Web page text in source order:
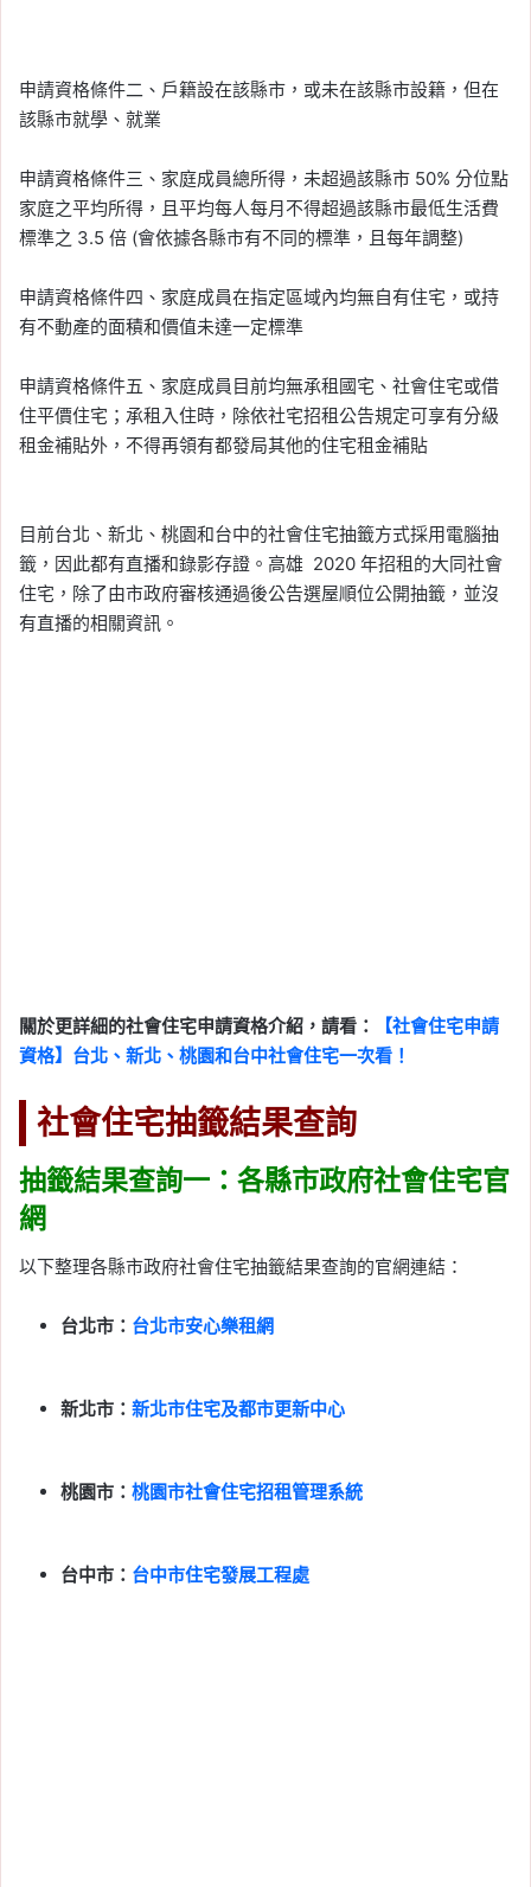
申請資格條件二、戶籍設在該縣市，或未在該縣市設籍，但在
該縣市就學、就業
申請資格條件三、家庭成員總所得，未超過該縣市 50% 分位點
家庭之平均所得，且平均每人每月不得超過該縣市最低生活費
標準之 3.5 倍 (會依據各縣市有不同的標準，且每年調整)
申請資格條件四、家庭成員在指定區域內均無自有住宅，或持
有不動產的面積和價值未達一定標準
申請資格條件五、家庭成員目前均無承租國宅、社會住宅或借
住平價住宅；承租入住時，除依社宅招租公告規定可享有分級
租金補貼外，不得再領有都發局其他的住宅租金補貼
目前台北、新北、桃園和台中的社會住宅抽籤方式採用電腦抽
籤，因此都有直播和錄影存證。高雄 2020 年招租的大同社會
住宅，除了由市政府審核通過後公告選屋順位公開抽籤，並沒
有直播的相關資訊。
關於更詳細的社會住宅申請資格介紹，請看：
【社會住宅申請
資格】台北、新北、桃園和台中社會住宅一次看！
社會住宅抽籤結果查詢
抽籤結果查詢一：各縣市政府社會住宅官
網
以下整理各縣市政府社會住宅抽籤結果查詢的官網連結：
台北市： 台北市安心樂租網
新北市： 新北市住宅及都市更新中心
桃園市： 桃園市社會住宅招租管理系統
台中市： 台中市住宅發展工程處